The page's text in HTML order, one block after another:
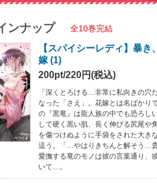
ンナップ 全10巻完結
【スパイシーレディ】暴
嫁 (1)
200pt/220円(税込)
「深くとろける…非常に私向きの穴
なった「さえ」。花嫁とは名ばかり
の『黒竜』は龍人族の中でも恐ろし
して硬く黒い肌、長く伸びる尻尾や
を傷つけぬように手袋をされた大き
這う。「…やはりきちんと解そう…
愛撫する竜のモノは彼の言葉通り、
いて…。